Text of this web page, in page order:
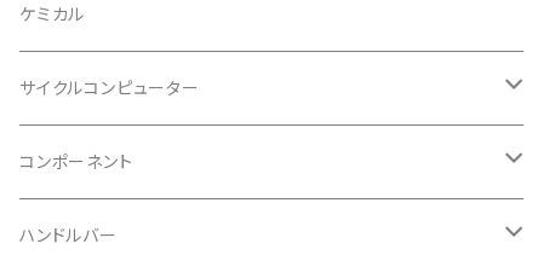
BAZOOKA/バズーカ
BBB/ビービービー
BELL/ベル
BIKEHAND/バイクハンド
上下セット
グローブ
指切り
フルフィンガー
ソックス
シューズカバー
フルフェイス
キッズ
ロード
グラベル
マウンテンバイク
フラットペダル用
インソール
ケミカル
サイクルコンピューター
ヘッドユニット
センサー
コンポーネント
カセットスプロケット
ハンドルバー